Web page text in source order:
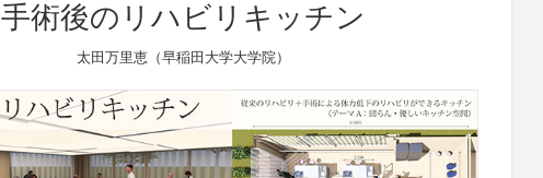
手術後のリハビリキッチン
太田万里恵（早稲田大学大学院）